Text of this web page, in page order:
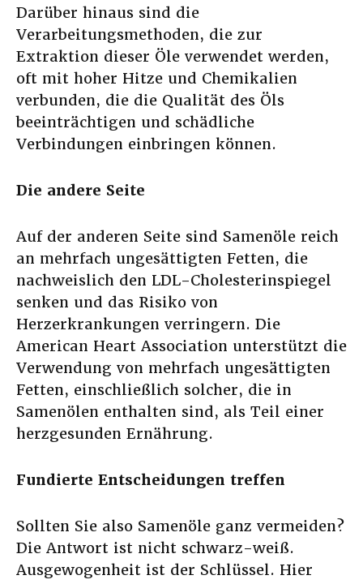
Darüber hinaus sind die
Verarbeitungsmethoden, die zur
Extraktion dieser Öle verwendet werden,
oft mit hoher Hitze und Chemikalien
verbunden, die die Qualität des Öls
beeinträchtigen und schädliche
Verbindungen einbringen können.
Die andere Seite
Auf der anderen Seite sind Samenöle reich
an mehrfach ungesättigten Fetten, die
nachweislich den LDL-Cholesterinspiegel
senken und das Risiko von
Herzerkrankungen verringern. Die
American Heart Association unterstützt die
Verwendung von mehrfach ungesättigten
Fetten, einschließlich solcher, die in
Samenölen enthalten sind, als Teil einer
herzgesunden Ernährung.
Fundierte Entscheidungen treffen
Sollten Sie also Samenöle ganz vermeiden?
Die Antwort ist nicht schwarz-weiß.
Ausgewogenheit ist der Schlüssel. Hier